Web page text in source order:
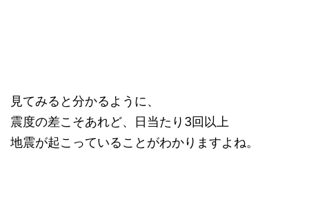
見てみると分かるように、
震度の差こそあれど、日当たり3回以上
地震が起こっていることがわかりますよね。